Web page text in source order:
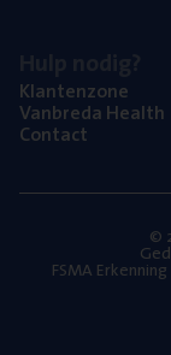
Klan­ten­zo­ne
Van­b­re­da Health
Con­tact
©
FSMA Erkenning